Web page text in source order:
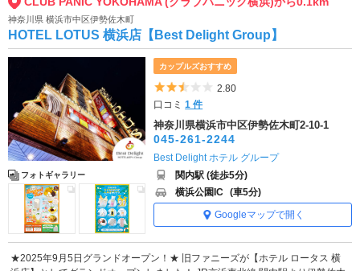
神奈川県 横浜市中区伊勢佐木町
HOTEL LOTUS 横浜店【Best Delight Group】
フォトギャラリー
カップルズおすすめ
5つ星のうち2.5
2.80
口コミ1 件
神奈川県横浜市中区伊勢佐木町2-10-1
045-261-2244
Best Delight ホテル グループ
関内駅 (徒歩5分)
横浜公園IC (車5分)
Googleマップで開く
★2025年9月5日グランドオープン！★ 旧ファニーズが【ホテル ロータス 横